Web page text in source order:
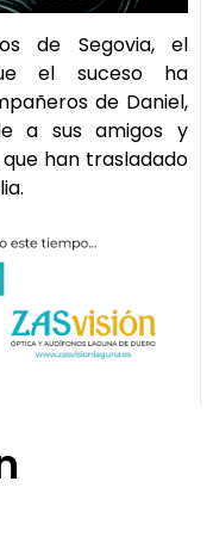
de Segovia, el
el suceso ha
de Daniel,
a sus amigos y
han trasladado